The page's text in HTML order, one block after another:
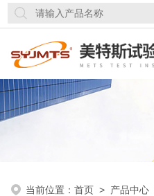
当前位置：首页 > 产品中心